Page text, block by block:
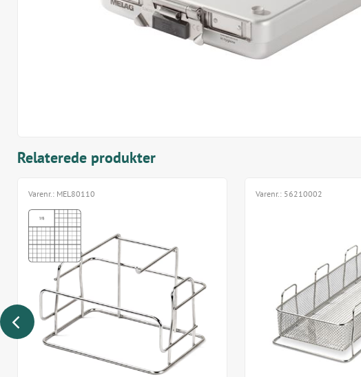
Relaterede produkter
Varenr.: MEL80110 Varenr.: 56210002